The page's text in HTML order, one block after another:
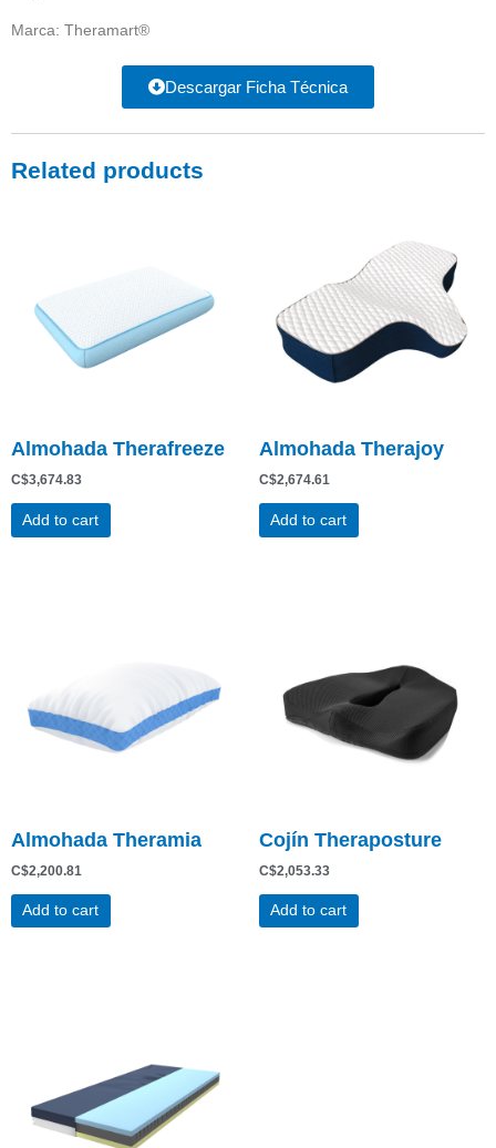
Marca: Theramart®
Descargar Ficha Técnica
Related products
Almohada Therafreeze
C$3,674.83
Add to cart
Almohada Therajoy
C$2,674.61
Add to cart
Almohada Theramia
C$2,200.81
Add to cart
Cojín Theraposture
C$2,053.33
Add to cart